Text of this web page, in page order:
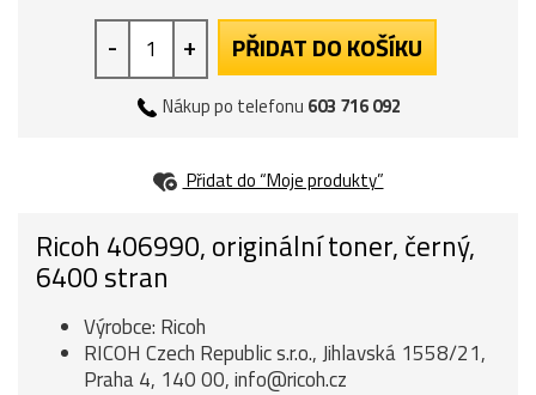
- + PŘIDAT DO KOŠÍKU
Nákup po telefonu 603 716 092
Přidat do “Moje produkty”
Ricoh 406990, originální toner, černý,
6400 stran
Výrobce: Ricoh
RICOH Czech Republic s.r.o., Jihlavská 1558/21,
Praha 4, 140 00, info@ricoh.cz